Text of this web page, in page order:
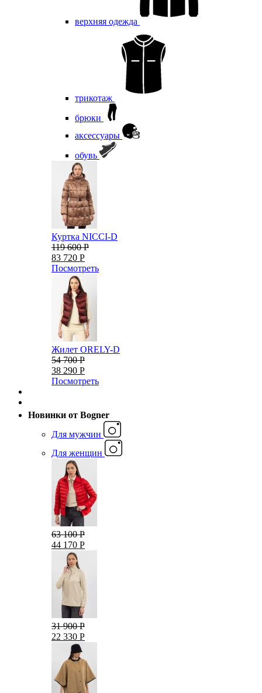
верхняя одежда
трикотаж
брюки
аксессуары
обувь
Куртка NICCI-D
119 600 Р
83 720 Р
Посмотреть
Жилет ORELY-D
54 700 Р
38 290 Р
Посмотреть
Новинки от Bogner
Для мужчин
Для женщин
63 100 Р
44 170 Р
31 900 Р
22 330 Р